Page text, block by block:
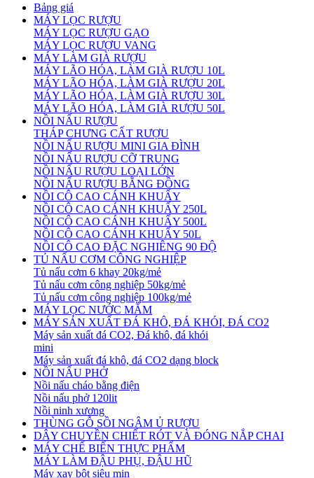
Bảng giá
MÁY LỌC RƯỢU
MÁY LỌC RƯỢU GẠO
MÁY LỌC RƯỢU VANG
MÁY LÀM GIÀ RƯỢU
MÁY LÃO HÓA, LÀM GIÀ RƯỢU 10L
MÁY LÃO HÓA, LÀM GIÀ RƯỢU 20L
MÁY LÃO HÓA, LÀM GIÀ RƯỢU 30L
MÁY LÃO HÓA, LÀM GIÀ RƯỢU 50L
NỒI NẤU RƯỢU
THÁP CHƯNG CẤT RƯỢU
NỒI NẤU RƯỢU MINI GIA ĐÌNH
NỒI NẤU RƯỢU CỠ TRUNG
NỒI NẤU RƯỢU LOẠI LỚN
NỒI NẤU RƯỢU BẰNG ĐỒNG
NỒI CÔ CAO CÁNH KHUẤY
NỒI CÔ CAO CÁNH KHUẤY 250L
NỒI CÔ CAO CÁNH KHUẤY 500L
NỒI CÔ CAO CÁNH KHUẤY 50L
NỒI CÔ CAO ĐẶC NGHIÊNG 90 ĐỘ
TỦ NẤU CƠM CÔNG NGHIỆP
Tủ nấu cơm 6 khay 20kg/mẻ
Tủ nấu cơm công nghiệp 50kg/mẻ
Tủ nấu cơm công nghiệp 100kg/mẻ
MÁY LỌC NƯỚC MẮM
MÁY SẢN XUẤT ĐÁ KHÔ, ĐÁ KHÓI, ĐÁ CO2
Máy sản xuất đá CO2, Đá khô, đá khói
mini
Máy sản xuất đá khô, đá CO2 dạng block
NỒI NẤU PHỞ
Nồi nấu cháo bằng điện
Nồi nấu phở 120lit
Nồi ninh xương
THÙNG GỖ SỒI NGÂM Ủ RƯỢU
DÂY CHUYỀN CHIẾT RÓT VÀ ĐÓNG NẮP CHAI
MÁY CHẾ BIẾN THỰC PHẨM
MÁY LÀM ĐẬU PHỤ, ĐẬU HŨ
Máy xay bột siêu mịn